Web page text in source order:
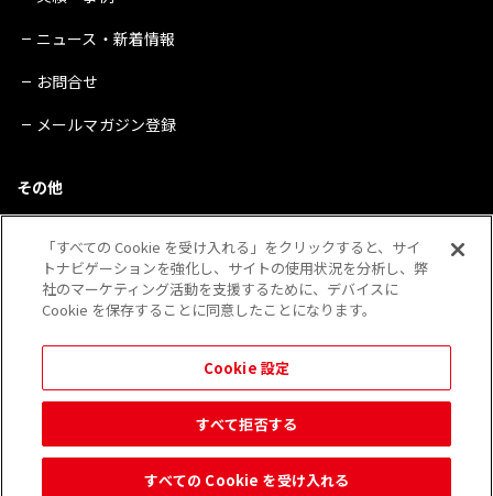
ニュース・新着情報
お問合せ
メールマガジン登録
その他
サイトマップ
プライバシーポリシー
会社概要
その他、当Webサイトに記載されている企業・団体・製品・サービス等の表示は 各社の登録
商標であることがあります。
© 2026 Kobayashi Create Co.,Ltd.
「すべての Cookie を受け入れる」をクリックすると、サイ
トナビゲーションを強化し、サイトの使用状況を分析し、弊
社のマーケティング活動を支援するために、デバイスに
Cookie を保存することに同意したことになります。
Cookie 設定
すべて拒否する
すべての Cookie を受け入れる